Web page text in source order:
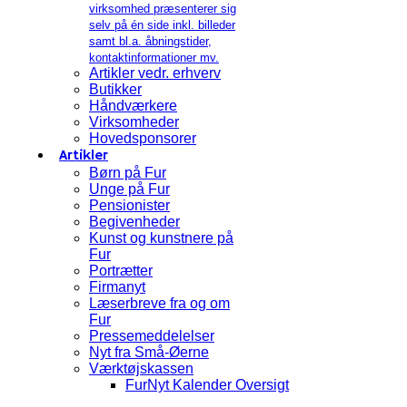
virksomhed præsenterer sig
selv på én side inkl. billeder
samt bl.a. åbningstider,
kontaktinformationer mv.
Artikler vedr. erhverv
Butikker
Håndværkere
Virksomheder
Hovedsponsorer
Artikler
Børn på Fur
Unge på Fur
Pensionister
Begivenheder
Kunst og kunstnere på
Fur
Portrætter
Firmanyt
Læserbreve fra og om
Fur
Pressemeddelelser
Nyt fra Små-Øerne
Værktøjskassen
FurNyt Kalender Oversigt